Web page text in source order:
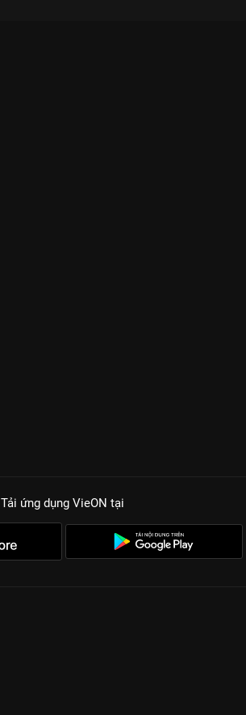
Tải ứng dụng VieON tại